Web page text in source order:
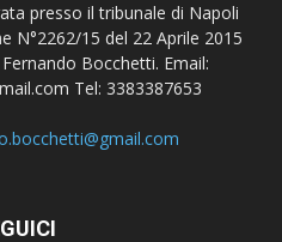
presso il tribunale di Napoli
N°2262/15 del 22 Aprile 2015
Bocchetti. Email:
Tel: 3383387653